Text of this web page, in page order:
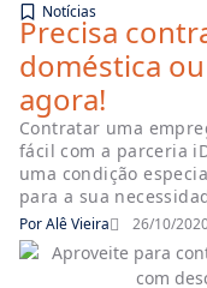
Notícias
Precisa
doméstica
agora!
Contratar uma
fácil com a parceria
uma condição
para a sua
PorAlê Vieira 26/10/